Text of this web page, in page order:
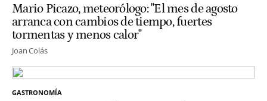
Mario Picazo, meteorólogo: "El mes de agosto
arranca con cambios de tiempo, fuertes
tormentas y menos calor"
Joan Colás
GASTRONOMÍA